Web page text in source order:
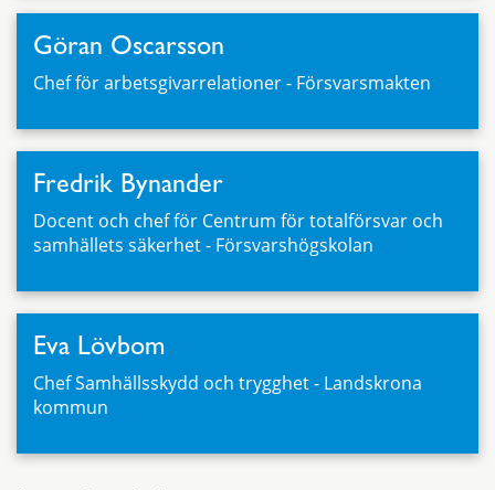
Göran Oscarsson
Chef för arbetsgivarrelationer - Försvarsmakten
Fredrik Bynander
Docent och chef för Centrum för totalförsvar och
samhällets säkerhet - Försvarshögskolan
Eva Lövbom
Chef Samhällsskydd och trygghet - Landskrona
kommun